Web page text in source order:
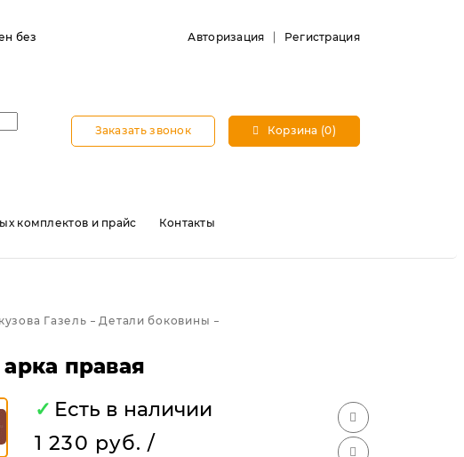
без
Авторизация Регистрация
Заказать звонок Корзина (0)
комплектов и прайс Контакты
Газель
Детали боковины
правая
✓ Есть в наличии
1 230 руб. /